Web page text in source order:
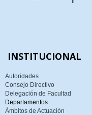
INSTITUCIONAL
Autoridades
Consejo Directivo
Delegación de Facultad
Departamentos
Ámbitos de Actuación